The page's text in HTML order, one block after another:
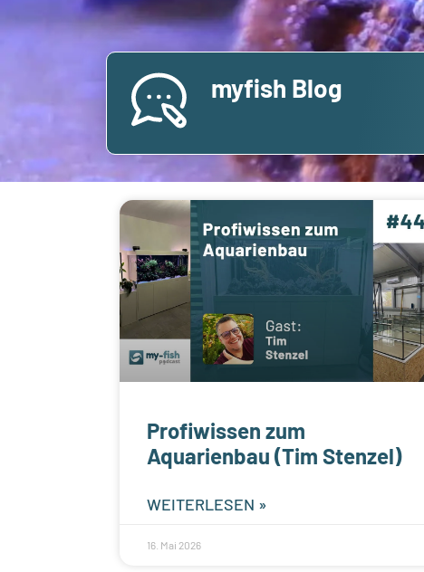
myfish Blog
Profiwissen zum
Aquarienbau (Tim Stenzel)
WEITERLESEN »
16. Mai 2026